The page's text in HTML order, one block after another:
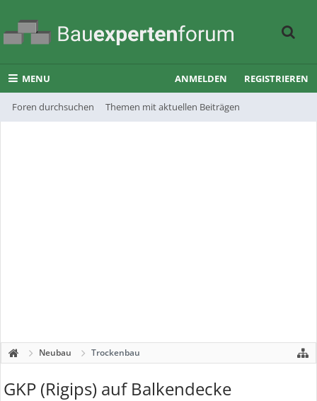
MENU
Foren durchsuchen Themen mit aktuellen Beiträgen
ANMELDEN REGISTRIEREN
Neubau Trockenbau
GKP (Rigips) auf Balkendecke